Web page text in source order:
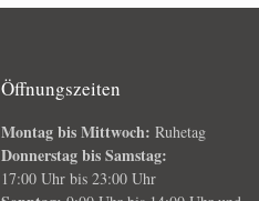
Öffnungszeiten
Montag bis Mittwoch: Ruhetag
Donnerstag bis Samstag:
17:00 Uhr bis 23:00 Uhr